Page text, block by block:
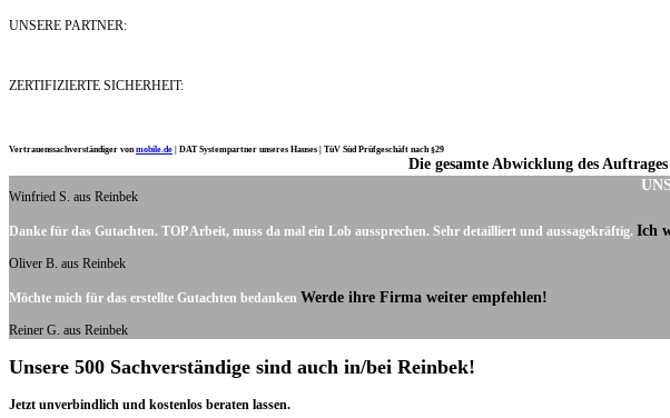
UNSERE PARTNER:
ZERTIFIZIERTE SICHERHEIT:
Vertrauenssachverständiger vonmobile.de DAT Systempartner unseres Hauses | TüV Süd Prüfgeschäft nach §29
Die gesamte Abwicklung des
Winfried S. aus Reinbek
Danke für das Gutachten. TOP Arbeit, muss da mal ein Lob aussprechen. Sehr detailliert und aussagekräftig. Ich
Oliver B. aus Reinbek
Möchte mich für das erstellte Gutachten bedanken Werde ihre Firma weiter empfehlen!
Reiner G. aus Reinbek
Unsere 500 Sachverständige sind auch in/bei Reinbek!
Jetzt unverbindlich und kostenlos beraten lassen.